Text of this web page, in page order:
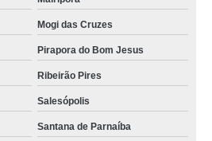
Mogi das Cruzes
Pirapora do Bom Jesus
Ribeirão Pires
Salesópolis
Santana de Parnaíba